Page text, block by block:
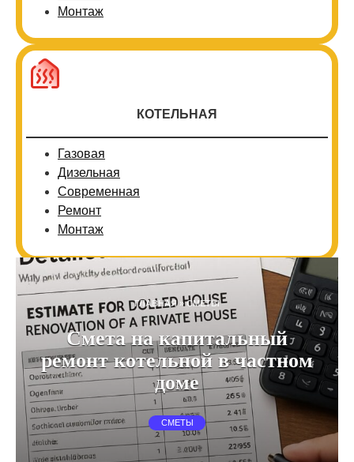
Монтаж
КОТЕЛЬНАЯ
Газовая
Дизельная
Современная
Ремонт
Монтаж
ГЛАВНАЯ»СМЕТЫ
Смета на капитальный
ремонт котельной в частном
доме
СМЕТЫ